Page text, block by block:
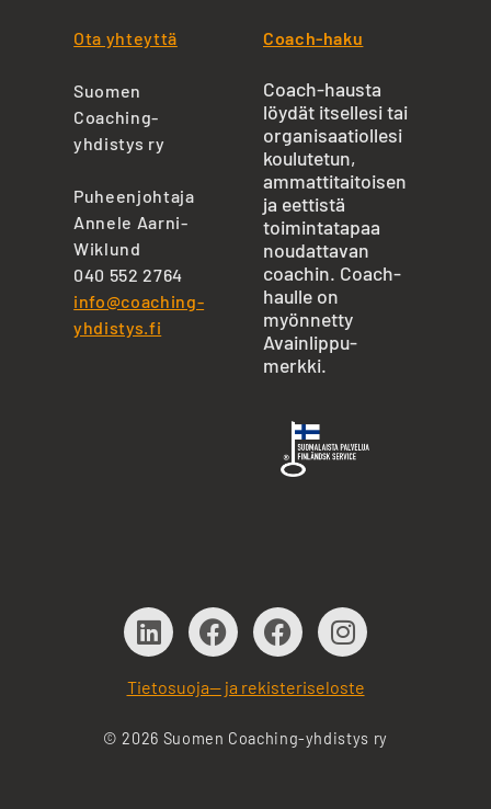
Ota yhteyttä
Suomen
Coaching-
yhdistys ry
Puheenjohtaja
Annele Aarni-
Wiklund
040 552 2764
info@coaching-
yhdistys.fi
Coach-haku
Coach-hausta
löydät itsellesi tai
organisaatiollesi
koulutetun,
ammattitaitoisen
ja eettistä
toimintatapaa
noudattavan
coachin. Coach-
haulle on
myönnetty
Avainlippu-
merkki.
Tietosuoja— ja rekisteriseloste
© 2026 Suomen Coaching-yhdistys ry